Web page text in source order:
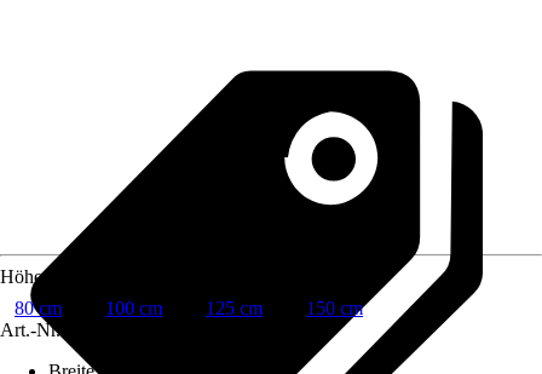
Höhe
80 cm
100 cm 125 cm
150 cm
Art.-Nr.